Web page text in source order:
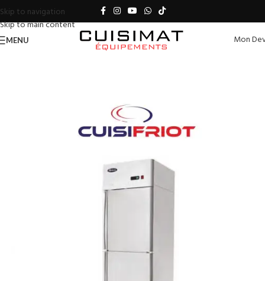
Skip to navigation
Skip to main content
MENU Mon